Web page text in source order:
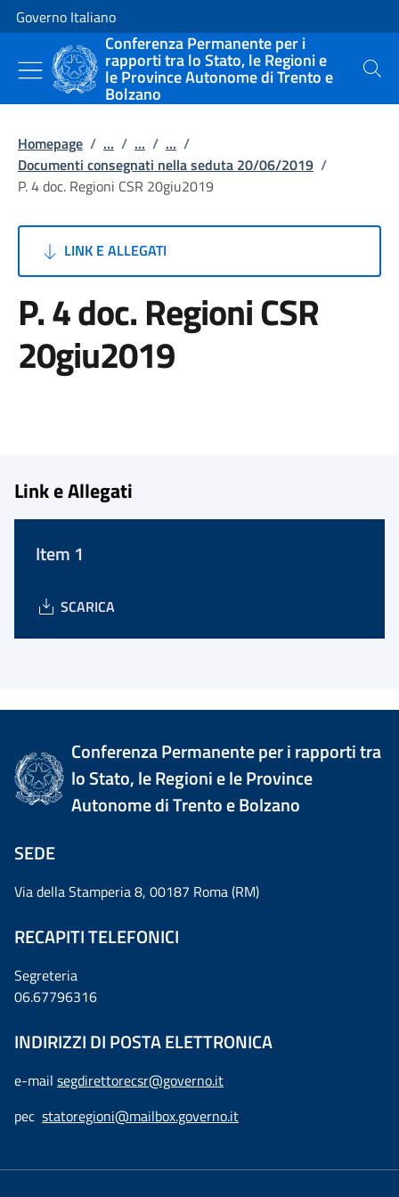
Vai al contenuto
Vai alla navigazione del sito
Governo Italiano
Conferenza Permanente per i
rapporti tra lo Stato, le Regioni e
le Province Autonome di Trento e
Bolzano
Cerca
Homepage / ... / ... / ... /
Documenti consegnati nella seduta 20/06/2019 /
P. 4 doc. Regioni CSR 20giu2019
LINK E ALLEGATI
P. 4 doc. Regioni CSR
20giu2019
Link e Allegati
Item 1
SCARICA
Conferenza Permanente per i rapporti tra
lo Stato, le Regioni e le Province
Autonome di Trento e Bolzano
SEDE
Via della Stamperia 8, 00187 Roma (RM)
RECAPITI TELEFONICI
Segreteria
06.67796316
INDIRIZZI DI POSTA ELETTRONICA
e-mail segdirettorecsr@governo.it
pec statoregioni@mailbox.governo.it